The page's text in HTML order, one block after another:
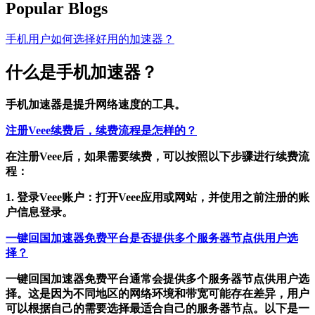
Popular Blogs
手机用户如何选择好用的加速器？
什么是手机加速器？
手机加速器是提升网络速度的工具。
注册Veee续费后，续费流程是怎样的？
在注册Veee后，如果需要续费，可以按照以下步骤进行续费流
程：
1. 登录Veee账户：打开Veee应用或网站，并使用之前注册的账
户信息登录。
一键回国加速器免费平台是否提供多个服务器节点供用户选
择？
一键回国加速器免费平台通常会提供多个服务器节点供用户选
择。这是因为不同地区的网络环境和带宽可能存在差异，用户
可以根据自己的需要选择最适合自己的服务器节点。以下是一